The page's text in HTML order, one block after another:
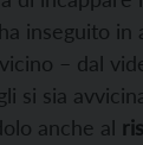
inseguito in
– dal
si sia
anche al